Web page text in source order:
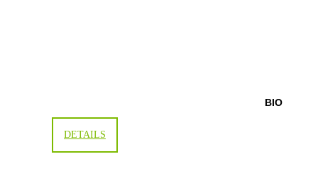
BIO
DETAILS